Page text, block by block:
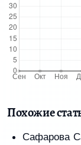
Похожие
Сафарова